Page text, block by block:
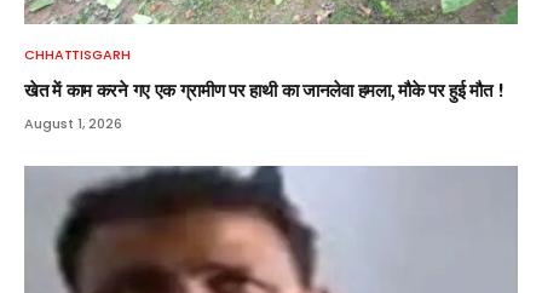
CHHATTISGARH
खेत में काम करने गए एक ग्रामीण पर हाथी का जानलेवा हमला, मौके पर हुई मौत !
August 1, 2026